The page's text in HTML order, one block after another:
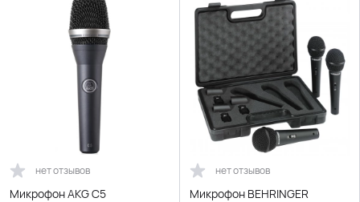
нет отзывов
Микрофон AKG C5
нет отзывов
Микрофон BEHRINGER